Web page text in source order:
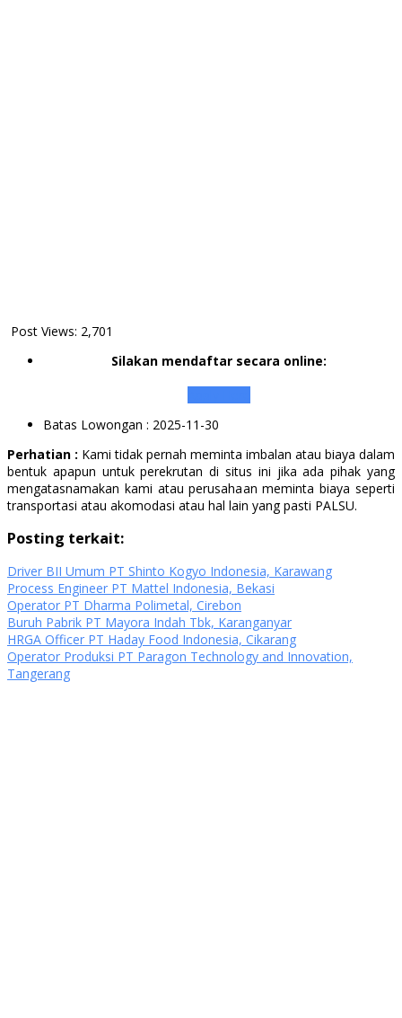
Post Views: 2,701
Silakan mendaftar secara online:
Batas Lowongan : 2025-11-30
Perhatian : Kami tidak pernah meminta imbalan atau biaya dalam
bentuk apapun untuk perekrutan di situs ini jika ada pihak yang
mengatasnamakan kami atau perusahaan meminta biaya seperti
transportasi atau akomodasi atau hal lain yang pasti PALSU.
Posting terkait:
Driver BII Umum PT Shinto Kogyo Indonesia, Karawang
Process Engineer PT Mattel Indonesia, Bekasi
Operator PT Dharma Polimetal, Cirebon
Buruh Pabrik PT Mayora Indah Tbk, Karanganyar
HRGA Officer PT Haday Food Indonesia, Cikarang
Operator Produksi PT Paragon Technology and Innovation,
Tangerang